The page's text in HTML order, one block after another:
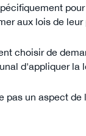
aux lois de leur
choisir de
d'appliquer la
pas un aspect de